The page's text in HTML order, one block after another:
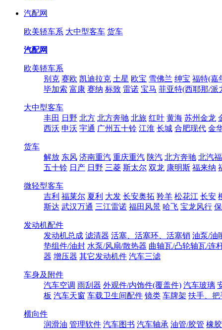
汽配网
欧美轿车系 大中型客车 货车
汽配网
欧美轿车系
别克 赛欧 凯迪拉克 土星 欧宝 雪佛兰 绅宝 福特(嘉
毕加索 富康 赛纳 标致 雷诺 宝马 菲亚特(西耶那/派
大中型客车
丰田 日野 北方 北方奔驰 北旅 红叶 黄海 苏州金龙
西沃 申沃 宇通 广州五十铃 江淮 长城 合肥现代 金
货车
解放 东风 济南重汽 重庆重汽 陕汽 北方奔驰 北汽
五十铃 日产 日野 三菱 斯太尔 双龙 康明斯 福来纳
微轻型客车
吉利 福莱尔 夏利 大发 长安奥拓 羚羊 松花江 长安
斯达 武汉万通 三江雷诺 福田风景 哈飞 宝龙风行
发动机配件
发动机总成 滤清器 活塞、活塞环、活塞销 油泵/油
垫组件/油封 水泵/风扇/散热器 曲轴瓦/凸轮轴瓦/连
器 增压器 其它发动机件 汽车三滤
车身及附件
汽车空调 雨刮器 外观件/内饰件(覆盖件) 汽车玻璃
板 汽车天窗 车载卫生间配件 镜类 车牌架 扶手、把
横向件
润滑油 管理软件 汽车图书 汽车轴承 油管/胶管 橡